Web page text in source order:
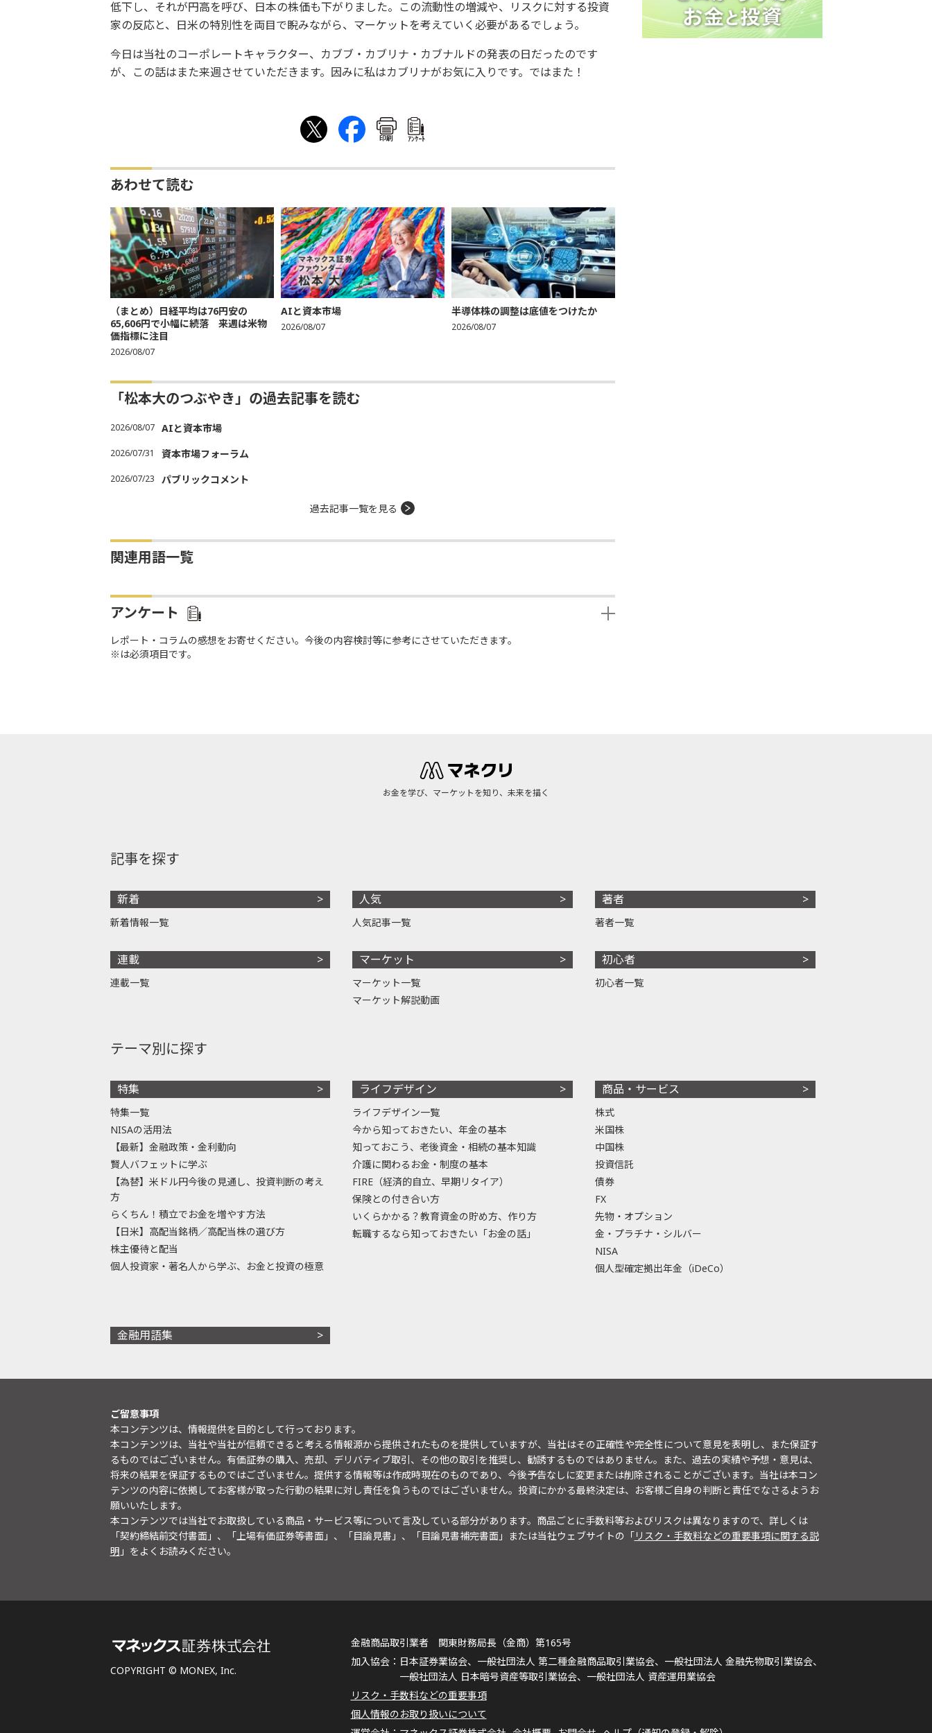
低下し、それが円高を呼び、日本の株価も下がりました。この流動性の増減や、リスクに対する投資
家の反応と、日米の特別性を両目で睨みながら、マーケットを考えていく必要があるでしょう。
今日は当社のコーポレートキャラクター、カブブ・カブリナ・カブナルドの発表の日だったのです
が、この話はまた来週させていただきます。因みに私はカブリナがお気に入りです。ではまた！
印刷 ｱﾝｹｰﾄ
あわせて読む
（まとめ）日経平均は76円安の
65,606円で小幅に続落 来週は米物
価指標に注目
2026/08/07
AIと資本市場
2026/08/07
半導体株の調整は底値をつけたか
2026/08/07
「松本大のつぶやき」の過去記事を読む
2026/08/07 AIと資本市場
2026/07/31 資本市場フォーラム
2026/07/23 パブリックコメント
過去記事一覧を見る
関連用語一覧
アンケート
レポート・コラムの感想をお寄せください。今後の内容検討等に参考にさせていただきます。
※は必須項目です。
お金を学び、マーケットを知り、未来を描く
記事を探す
新着
新着情報一覧
連載
連載一覧
人気
人気記事一覧
マーケット
マーケット一覧
マーケット解説動画
著者
著者一覧
初心者
初心者一覧
テーマ別に探す
特集
特集一覧
NISAの活用法
【最新】金融政策・金利動向
賢人バフェットに学ぶ
【為替】米ドル円今後の見通し、投資判断の考え
方
らくちん！積立でお金を増やす方法
【日米】高配当銘柄／高配当株の選び方
株主優待と配当
個人投資家・著名人から学ぶ、お金と投資の極意
ライフデザイン
ライフデザイン一覧
今から知っておきたい、年金の基本
知っておこう、老後資金・相続の基本知識
介護に関わるお金・制度の基本
FIRE（経済的自立、早期リタイア）
保険との付き合い方
いくらかかる？教育資金の貯め方、作り方
転職するなら知っておきたい「お金の話」
商品・サービス
株式
米国株
中国株
投資信託
債券
FX
先物・オプション
金・プラチナ・シルバー
NISA
個人型確定拠出年金（iDeCo）
金融用語集
ご留意事項
本コンテンツは、情報提供を目的として行っております。
本コンテンツは、当社や当社が信頼できると考える情報源から提供されたものを提供していますが、当社はその正確性や完全性について意見を表明し、また保証す
るものではございません。有価証券の購入、売却、デリバティブ取引、その他の取引を推奨し、勧誘するものではありません。また、過去の実績や予想・意見は、
将来の結果を保証するものではございません。提供する情報等は作成時現在のものであり、今後予告なしに変更または削除されることがございます。当社は本コン
テンツの内容に依拠してお客様が取った行動の結果に対し責任を負うものではございません。投資にかかる最終決定は、お客様ご自身の判断と責任でなさるようお
願いいたします。
本コンテンツでは当社でお取扱している商品・サービス等について言及している部分があります。商品ごとに手数料等およびリスクは異なりますので、詳しくは
「契約締結前交付書面」、「上場有価証券等書面」、「目論見書」、「目論見書補完書面」または当社ウェブサイトの「リスク・手数料などの重要事項に関する説
明 」をよくお読みください。
COPYRIGHT © MONEX, Inc.
金融商品取引業者 関東財務局長（金商）第165号
日本証券業協会、一般社団法人 第二種金融商品取引業協会、一般社団法人 金融先物取引業協会、
一般社団法人 日本暗号資産等取引業協会、一般社団法人 資産運用業協会
リスク・手数料などの重要事項
個人情報のお取り扱いについて